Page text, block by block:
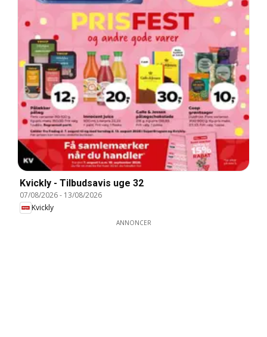
Kvickly - Tilbudsavis uge 32
07/08/2026- 13/08/2026
Kvickly
ANNONCER